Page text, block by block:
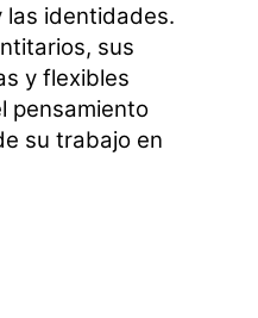
las identidades.
sus
y flexibles
pensamiento
su trabajo en